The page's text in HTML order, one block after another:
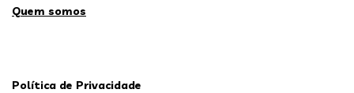
Quem somos
Política de Privacidade